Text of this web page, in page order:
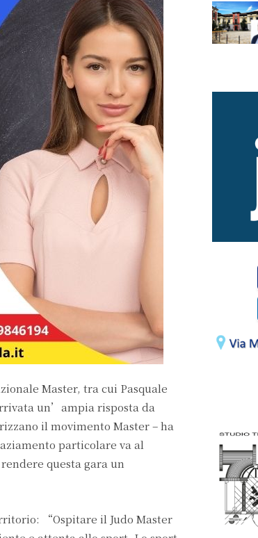
Master, tra cui Pasquale
un’ampia risposta da
il movimento Master – ha
particolare va al
questa gara un
“Ospitare il Judo Master